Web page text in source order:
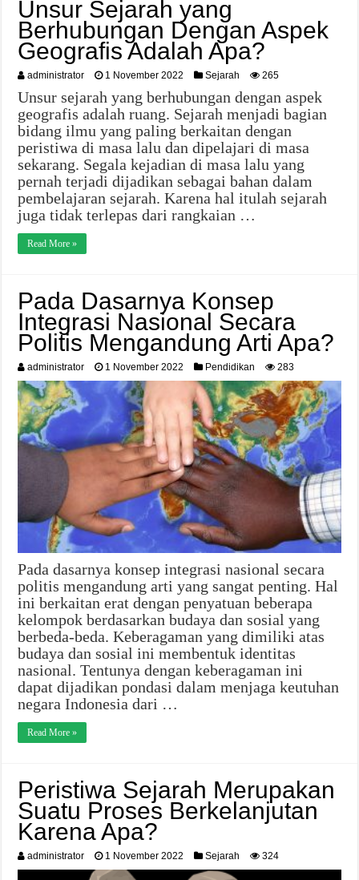
Unsur Sejarah yang
Berhubungan Dengan Aspek
Geografis Adalah Apa?
administrator 1 November 2022 Sejarah 265
Unsur sejarah yang berhubungan dengan aspek
geografis adalah ruang. Sejarah menjadi bagian
bidang ilmu yang paling berkaitan dengan
peristiwa di masa lalu dan dipelajari di masa
sekarang. Segala kejadian di masa lalu yang
pernah terjadi dijadikan sebagai bahan dalam
pembelajaran sejarah. Karena hal itulah sejarah
juga tidak terlepas dari rangkaian …
Read More »
Pada Dasarnya Konsep
Integrasi Nasional Secara
Politis Mengandung Arti Apa?
administrator 1 November 2022 Pendidikan 283
Pada dasarnya konsep integrasi nasional secara
politis mengandung arti yang sangat penting. Hal
ini berkaitan erat dengan penyatuan beberapa
kelompok berdasarkan budaya dan sosial yang
berbeda-beda. Keberagaman yang dimiliki atas
budaya dan sosial ini membentuk identitas
nasional. Tentunya dengan keberagaman ini
dapat dijadikan pondasi dalam menjaga keutuhan
negara Indonesia dari …
Read More »
Peristiwa Sejarah Merupakan
Suatu Proses Berkelanjutan
Karena Apa?
administrator 1 November 2022 Sejarah 324